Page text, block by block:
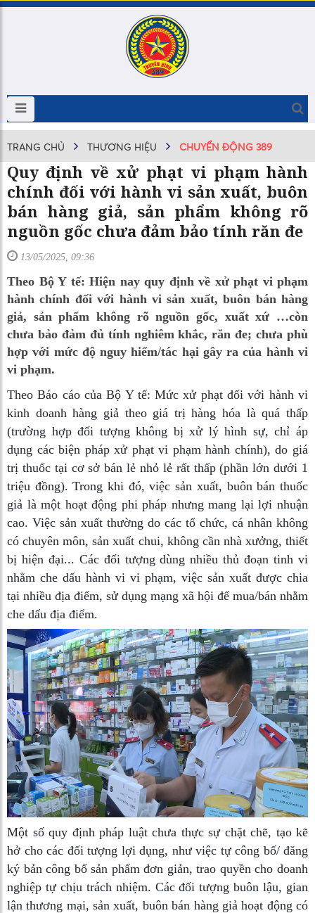
TRANG CHỦ THƯƠNG HIỆU CHUYỂN ĐỘNG 389
Quy định về xử phạt vi phạm hành
chính đối với hành vi sản xuất, buôn
bán hàng giả, sản phẩm không rõ
nguồn gốc chưa đảm bảo tính răn đe
13/05/2025, 09:36
Theo Bộ Y tế: Hiện nay quy định về xử phạt vi phạm
hành chính đối với hành vi sản xuất, buôn bán hàng
giả, sản phẩm không rõ nguồn gốc, xuất xứ …còn
chưa bảo đảm đủ tính nghiêm khắc, răn đe; chưa phù
hợp với mức độ nguy hiểm/tác hại gây ra của hành vi
vi phạm.
Theo Báo cáo của Bộ Y tế: Mức xử phạt đối với hành vi
kinh doanh hàng giả theo giá trị hàng hóa là quá thấp
(trường hợp đối tượng không bị xử lý hình sự, chỉ áp
dụng các biện pháp xử phạt vi phạm hành chính), do giá
trị thuốc tại cơ sở bán lẻ nhỏ lẻ rất thấp (phần lớn dưới 1
triệu đồng). Trong khi đó, việc sản xuất, buôn bán thuốc
giả là một hoạt động phi pháp nhưng mang lại lợi nhuận
cao. Việc sản xuất thường do các tổ chức, cá nhân không
có chuyên môn, sản xuất chui, không cần nhà xưởng, thiết
bị hiện đại... Các đối tượng dùng nhiều thủ đoạn tinh vi
nhằm che dấu hành vi vi phạm, việc sản xuất được chia
tại nhiều địa điểm, sử dụng mạng xã hội để mua/bán nhằm
che dấu địa điểm.
Một số quy định pháp luật chưa thực sự chặt chẽ, tạo kẽ
hở cho các đối tượng lợi dụng, như việc tự công bố/ đăng
ký bản công bố sản phẩm đơn giản, trao quyền cho doanh
nghiệp tự chịu trách nhiệm. Các đối tượng buôn lậu, gian
lận thương mại, sản xuất, buôn bán hàng giả hoạt động có